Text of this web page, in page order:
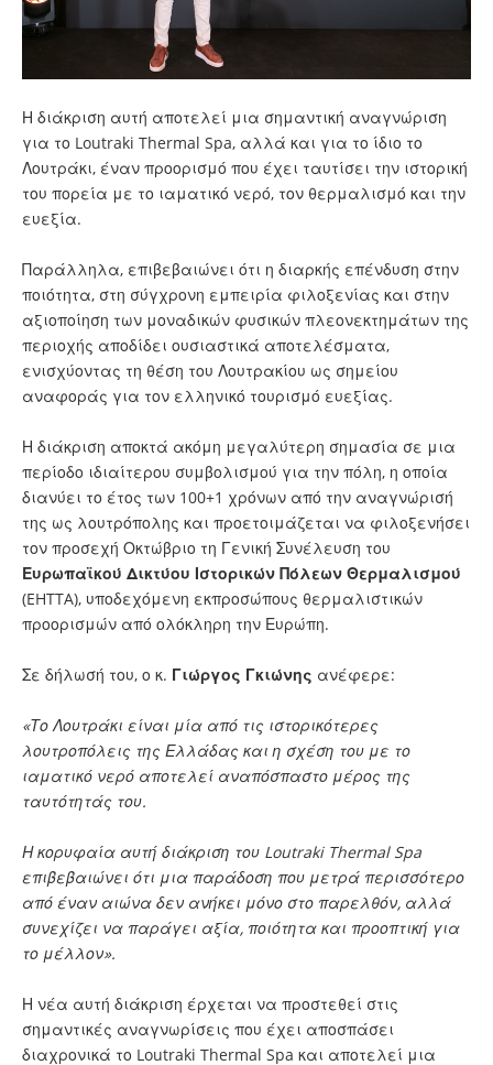
Η διάκριση αυτή αποτελεί μια σημαντική αναγνώριση
για το Loutraki Thermal Spa, αλλά και για το ίδιο το
Λουτράκι, έναν προορισμό που έχει ταυτίσει την ιστορική
του πορεία με το ιαματικό νερό, τον θερμαλισμό και την
ευεξία.
Παράλληλα, επιβεβαιώνει ότι η διαρκής επένδυση στην
ποιότητα, στη σύγχρονη εμπειρία φιλοξενίας και στην
αξιοποίηση των μοναδικών φυσικών πλεονεκτημάτων της
περιοχής αποδίδει ουσιαστικά αποτελέσματα,
ενισχύοντας τη θέση του Λουτρακίου ως σημείου
αναφοράς για τον ελληνικό τουρισμό ευεξίας.
Η διάκριση αποκτά ακόμη μεγαλύτερη σημασία σε μια
περίοδο ιδιαίτερου συμβολισμού για την πόλη, η οποία
διανύει το έτος των 100+1 χρόνων από την αναγνώρισή
της ως λουτρόπολης και προετοιμάζεται να φιλοξενήσει
τον προσεχή Οκτώβριο τη Γενική Συνέλευση του
Ευρωπαϊκού Δικτύου Ιστορικών Πόλεων Θερμαλισμού
(EHTTA), υποδεχόμενη εκπροσώπους θερμαλιστικών
προορισμών από ολόκληρη την Ευρώπη.
Σε δήλωσή του, ο κ. Γιώργος Γκιώνης ανέφερε:
«Το Λουτράκι είναι μία από τις ιστορικότερες
λουτροπόλεις της Ελλάδας και η σχέση του με το
ιαματικό νερό αποτελεί αναπόσπαστο μέρος της
ταυτότητάς του.
Η κορυφαία αυτή διάκριση του Loutraki Thermal Spa
επιβεβαιώνει ότι μια παράδοση που μετρά περισσότερο
από έναν αιώνα δεν ανήκει μόνο στο παρελθόν, αλλά
συνεχίζει να παράγει αξία, ποιότητα και προοπτική για
το μέλλον».
Η νέα αυτή διάκριση έρχεται να προστεθεί στις
σημαντικές αναγνωρίσεις που έχει αποσπάσει
διαχρονικά το Loutraki Thermal Spa και αποτελεί μια